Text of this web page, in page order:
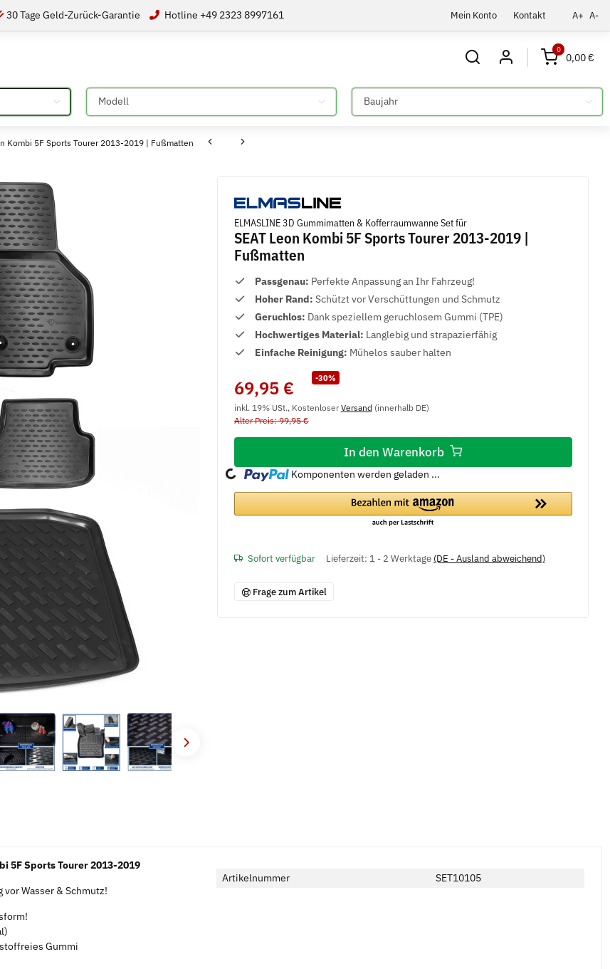
Mein Konto Kontakt A+ A-
30 Tage Geld-Zurück-Garantie Hotline +49 2323 8997161
0
0,00 €
Bitte auswählen Bitte auswählen
Kombi 5F Sports Tourer 2013-2019 | Fußmatten
ELMASLINE 3D Gummimatten & Kofferraumwanne Set für
SEAT Leon Kombi 5F Sports Tourer 2013-2019 |
Fußmatten
Passgenau: Perfekte Anpassung an Ihr Fahrzeug!
Hoher Rand: Schützt vor Verschüttungen und Schmutz
Geruchlos: Dank speziellem geruchlosem Gummi (TPE)
Hochwertiges Material: Langlebig und strapazierfähig
Einfache Reinigung: Mühelos sauber halten
-30%
69,95 €
inkl. 19% USt., KostenloserVersand (innerhalb DE)
Alter Preis: 99,95 €
In den Warenkorb
Loading... Komponenten werden geladen ...
Sofort verfügbar Lieferzeit: 1 - 2 Werktage (DE - Ausland abweichend)
Frage zum Artikel
5F Sports Tourer 2013-2019
Wasser & Schmutz!
Gummi
Artikelnummer SET10105